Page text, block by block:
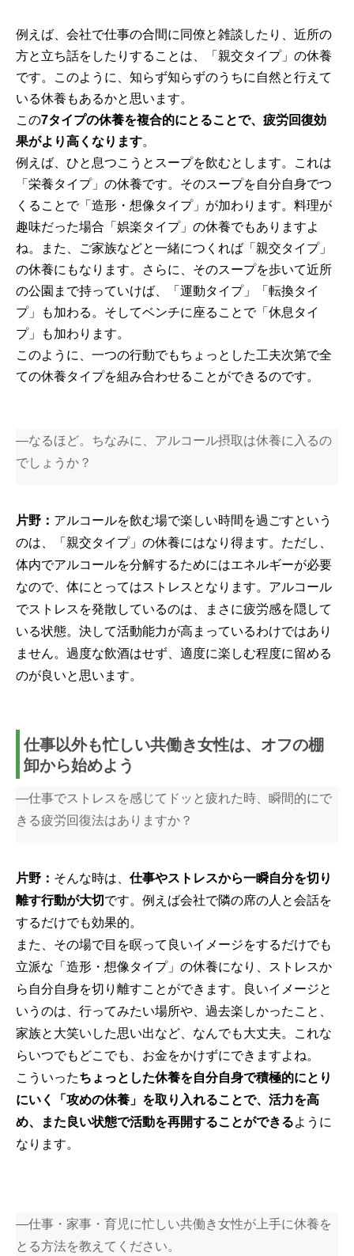
例えば、会社で仕事の合間に同僚と雑談したり、近所の
方と立ち話をしたりすることは、「親交タイプ」の休養
です。このように、知らず知らずのうちに自然と行えて
いる休養もあるかと思います。
この7タイプの休養を複合的にとることで、疲労回復効
果がより高くなります。
例えば、ひと息つこうとスープを飲むとします。これは
「栄養タイプ」の休養です。そのスープを自分自身でつ
くることで「造形・想像タイプ」が加わります。料理が
趣味だった場合「娯楽タイプ」の休養でもありますよ
ね。また、ご家族などと一緒につくれば「親交タイプ」
の休養にもなります。さらに、そのスープを歩いて近所
の公園まで持っていけば、「運動タイプ」「転換タイ
プ」も加わる。そしてベンチに座ることで「休息タイ
プ」も加わります。
このように、一つの行動でもちょっとした工夫次第で全
ての休養タイプを組み合わせることができるのです。
―なるほど。ちなみに、アルコール摂取は休養に入るの
でしょうか？
片野： アルコールを飲む場で楽しい時間を過ごすという
のは、「親交タイプ」の休養にはなり得ます。ただし、
体内でアルコールを分解するためにはエネルギーが必要
なので、体にとってはストレスとなります。アルコール
でストレスを発散しているのは、まさに疲労感を隠して
いる状態。決して活動能力が高まっているわけではあり
ません。過度な飲酒はせず、適度に楽しむ程度に留める
のが良いと思います。
仕事以外も忙しい共働き女性は、オフの棚
卸から始めよう
―仕事でストレスを感じてドッと疲れた時、瞬間的にで
きる疲労回復法はありますか？
片野： そんな時は、 仕事やストレスから一瞬自分を切り
離す行動が大切です。例えば会社で隣の席の人と会話を
するだけでも効果的。
また、その場で目を瞑って良いイメージをするだけでも
立派な「造形・想像タイプ」の休養になり、ストレスか
ら自分自身を切り離すことができます。良いイメージと
いうのは、行ってみたい場所や、過去楽しかったこと、
家族と大笑いした思い出など、なんでも大丈夫。これな
らいつでもどこでも、お金をかけずにできますよね。
こういったちょっとした休養を自分自身で積極的にとり
にいく「攻めの休養」を取り入れることで、活力を高
め、また良い状態で活動を再開することができるように
なります。
―仕事・家事・育児に忙しい共働き女性が上手に休養を
とる方法を教えてください。